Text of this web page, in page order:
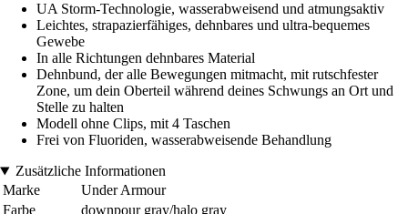
UA Storm-Technologie, wasserabweisend und atmungsaktiv
Leichtes, strapazierfähiges, dehnbares und ultra-bequemes
Gewebe
In alle Richtungen dehnbares Material
Dehnbund, der alle Bewegungen mitmacht, mit rutschfester
Zone, um dein Oberteil während deines Schwungs an Ort und
Stelle zu halten
Modell ohne Clips, mit 4 Taschen
Frei von Fluoriden, wasserabweisende Behandlung
Zusätzliche Informationen
Marke
Under Armour
Farbe
downpour gray/halo gray